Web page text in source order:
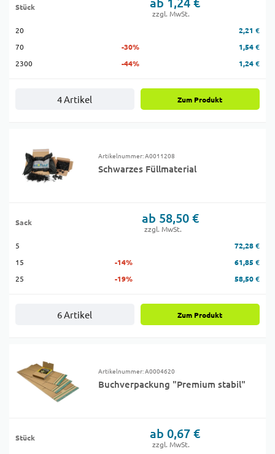
Stück
zzgl. MwSt.
20
2,21 €
70
-30%
1,54 €
2300
-44% 1,24 €
4 Artikel Zum Produkt
Artikelnummer: A0011208
Schwarzes Füllmaterial
Sack ab 58,50 €
zzgl. MwSt.
5
72,28 €
15
-14%
61,85 €
25
-19% 58,50 €
6 Artikel Zum Produkt
Artikelnummer: A0004620
Buchverpackung "Premium stabil"
Stück ab 0,67 €
zzgl. MwSt.